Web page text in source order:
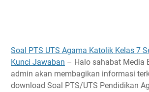
Soal PTS UTS Agama Katolik Kelas 7
Kunci Jawaban – Halo sahabat Media
admin akan membagikan informasi
download Soal PTS/UTS Pendidikan